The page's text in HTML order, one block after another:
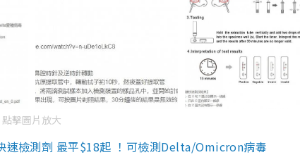
點擊圖片放大
速檢測劑 最平$18起 ！可檢測Delta/Omicron病毒